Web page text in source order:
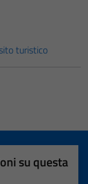
turistico
su questa